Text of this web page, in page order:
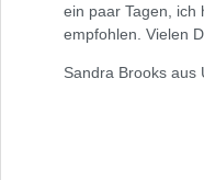
ein paar Tagen, ich
empfohlen. Vielen
Sandra Brooks aus